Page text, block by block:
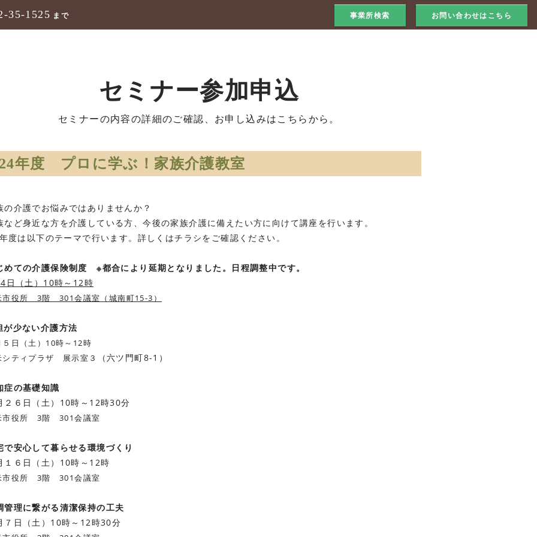
35-1525 まで 事業所検索 お問い合わせはこちら
セミナー参加申込
セミナーの内容の詳細のご確認、お申し込みはこちらから。
年度 プロに学ぶ！家族介護教室
の介護でお悩みではありませんか？
など身近な方を介護している方、今後の家族介護に備えたい方に向けて講座を行います。
度は以下のテーマで行います。詳しくはチラシをご確認ください。
めての介護保険制度 ※都合により延期となりました。日程調整中です。
日（土）10時～12時
市役所 3階 301会議室（城南町15-3）
が少ない介護方法
５日（土）10時～12時
シティプラザ 展示室３
（六ツ門町8-1）
症の基礎知識
２６日（土）10時～12時30分
市役所 3階 301会議室
で安心して暮らせる環境づくり
１６日（土）10時～12時
市役所 3階 301会議室
管理に繋がる清潔保持の工夫
７日（土）10時～12時30分